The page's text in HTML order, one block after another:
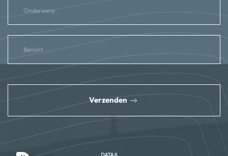
Verzenden